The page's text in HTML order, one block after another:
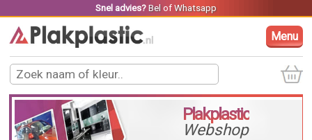
Snel advies? Belof Whatsapp
Menu
Plakplastic
Webshop